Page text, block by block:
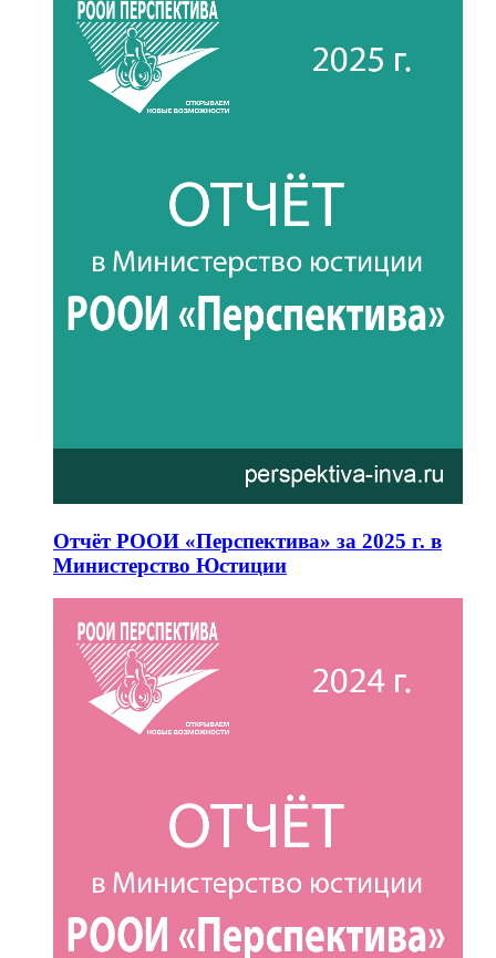
Отчёт РООИ «Перспектива» за 2025 г. в
Министерство Юстиции